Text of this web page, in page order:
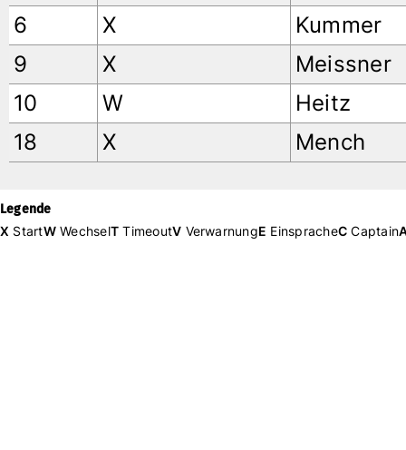
6
X
Kummer
9
X
Meissner
10
W
Heitz
18
X Mench
Legende
X StartWWechselT TimeoutV VerwarnungE EinspracheC Captain